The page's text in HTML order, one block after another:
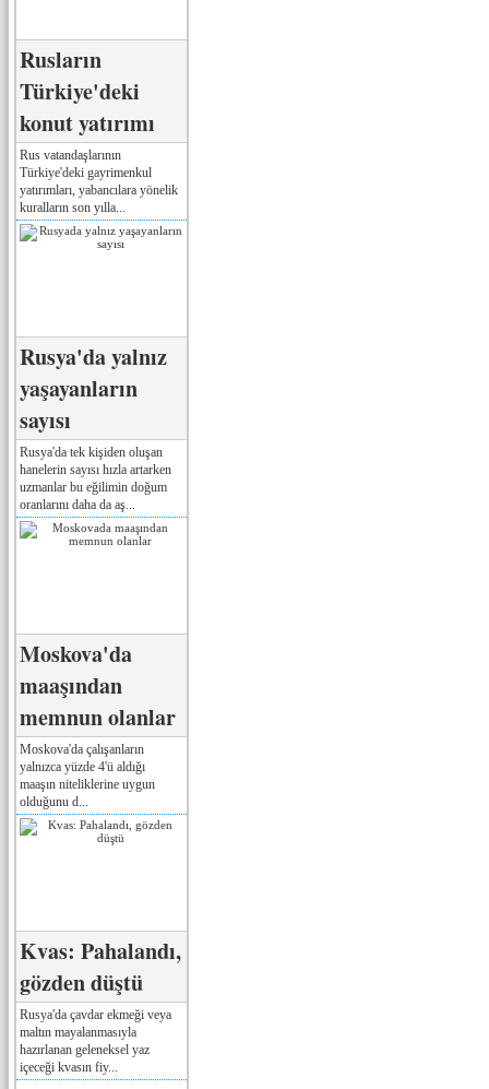
Rusların
Türkiye'deki
konut yatırımı
Rus vatandaşlarının
Türkiye'deki gayrimenkul
yatırımları, yabancılara yönelik
kuralların son yılla...
Rusya'da yalnız
yaşayanların
sayısı
Rusya'da tek kişiden oluşan
hanelerin sayısı hızla artarken
uzmanlar bu eğilimin doğum
oranlarını daha da aş...
Moskova'da
maaşından
memnun olanlar
Moskova'da çalışanların
yalnızca yüzde 4'ü aldığı
maaşın niteliklerine uygun
olduğunu d...
Kvas: Pahalandı,
gözden düştü
Rusya'da çavdar ekmeği veya
maltın mayalanmasıyla
hazırlanan geleneksel yaz
içeceği kvasın fiy...